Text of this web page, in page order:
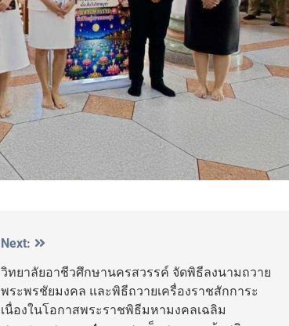
Next:
วิทยาลัยอาชีวศึกษานครสวรรค์ จัดพิธีลงนามถวาย
พระพรชัยมงคล และพิธีถวายเครื่องราชสักการะ
เนื่องในโอกาสพระราชพิธีมหามงคลเฉลิม